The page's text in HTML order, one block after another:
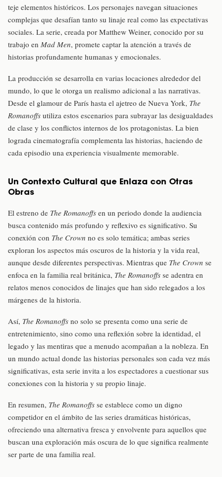
teje elementos históricos. Los personajes navegan situaciones
complejas que desafían tanto su linaje real como las expectativas
sociales. La serie, creada por Matthew Weiner, conocido por su
trabajo en Mad Men, promete captar la atención a través de
historias profundamente humanas y emocionales.
La producción se desarrolla en varias locaciones alrededor del
mundo, lo que le otorga un realismo adicional a las narrativas.
Desde el glamour de París hasta el ajetreo de Nueva York, The
Romanoffs utiliza estos escenarios para subrayar las desigualdades
de clase y los conflictos internos de los protagonistas. La bien
lograda cinematografía complementa las historias, haciendo de
cada episodio una experiencia visualmente memorable.
Un Contexto Cultural que Enlaza con Otras
Obras
El estreno de The Romanoffs en un periodo donde la audiencia
busca contenido más profundo y reflexivo es significativo. Su
conexión con The Crown no es solo temática; ambas series
exploran los aspectos más oscuros de la historia y la vida real,
aunque desde diferentes perspectivas. Mientras que The Crown se
enfoca en la familia real británica, The Romanoffs se adentra en
relatos menos conocidos de linajes que han sido relegados a los
márgenes de la historia.
Así, The Romanoffs no solo se presenta como una serie de
entretenimiento, sino como una reflexión sobre la identidad, el
legado y las mentiras que a menudo acompañan a la nobleza. En
un mundo actual donde las historias personales son cada vez más
significativas, esta serie invita a los espectadores a cuestionar sus
conexiones con la historia y su propio linaje.
En resumen, The Romanoffs se establece como un digno
competidor en el ámbito de las series dramáticas históricas,
ofreciendo una alternativa fresca y envolvente para aquellos que
buscan una exploración más oscura de lo que significa realmente
ser parte de una familia real.